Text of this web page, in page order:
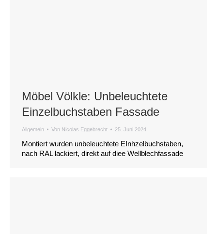
Möbel Völkle: Unbeleuchtete
Einzelbuchstaben Fassade
Allgemein Von Nicolas Eggebrecht 25. Juni 2024
Montiert wurden unbeleuchtete EInhzelbuchstaben,
nach RAL lackiert, direkt auf diee Wellblechfassade